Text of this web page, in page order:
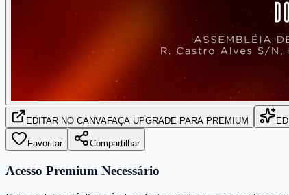
EDITAR NO CANVAFAÇA UPGRADE PARA PREMIUM
Favoritar Compartilhar
Acesso Premium Necessário